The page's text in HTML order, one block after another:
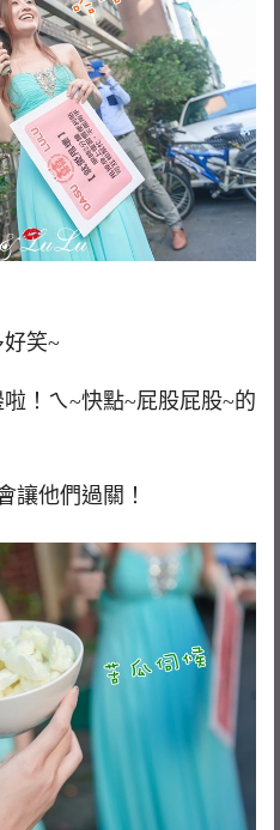
笑~
！ㄟ~快點~屁股屁股~的
讓他們過關！